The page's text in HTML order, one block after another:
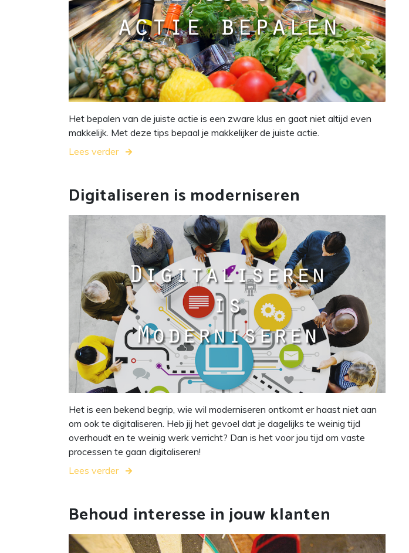
Het bepalen van de juiste actie is een zware klus en gaat niet altijd even
makkelijk. Met deze tips bepaal je makkelijker de juiste actie.
Lees verder
Digitaliseren is moderniseren
Het is een bekend begrip, wie wil moderniseren ontkomt er haast niet aan
om ook te digitaliseren. Heb jij het gevoel dat je dagelijks te weinig tijd
overhoudt en te weinig werk verricht? Dan is het voor jou tijd om vaste
processen te gaan digitaliseren!
Lees verder
Behoud interesse in jouw klanten